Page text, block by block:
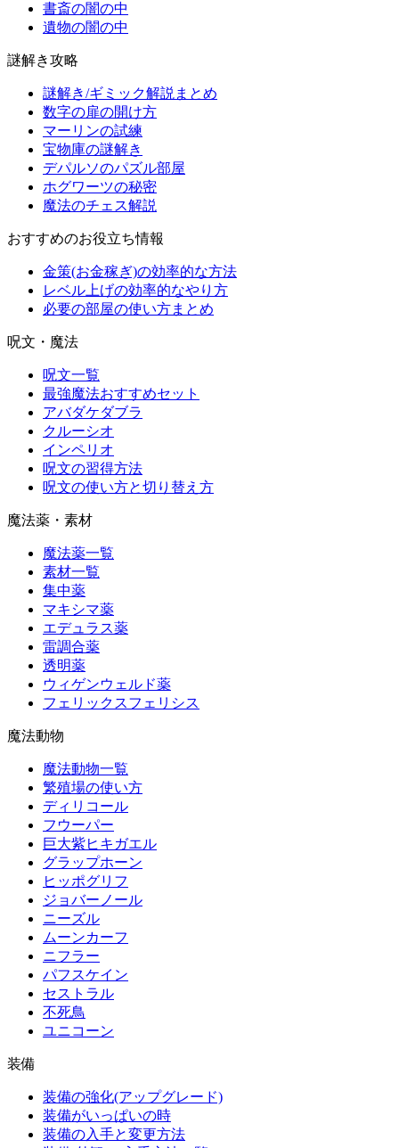
書斎の闇の中
遺物の闇の中
謎解き攻略
謎解き/ギミック解説まとめ
数字の扉の開け方
マーリンの試練
宝物庫の謎解き
デパルソのパズル部屋
ホグワーツの秘密
魔法のチェス解説
おすすめのお役立ち情報
金策(お金稼ぎ)の効率的な方法
レベル上げの効率的なやり方
必要の部屋の使い方まとめ
呪文・魔法
呪文一覧
最強魔法おすすめセット
アバダケダブラ
クルーシオ
インペリオ
呪文の習得方法
呪文の使い方と切り替え方
魔法薬・素材
魔法薬一覧
素材一覧
集中薬
マキシマ薬
エデュラス薬
雷調合薬
透明薬
ウィゲンウェルド薬
フェリックスフェリシス
魔法動物
魔法動物一覧
繁殖場の使い方
ディリコール
フウーパー
巨大紫ヒキガエル
グラップホーン
ヒッポグリフ
ジョバーノール
ニーズル
ムーンカーフ
ニフラー
パフスケイン
セストラル
不死鳥
ユニコーン
装備
装備の強化(アップグレード)
装備がいっぱいの時
装備の入手と変更方法